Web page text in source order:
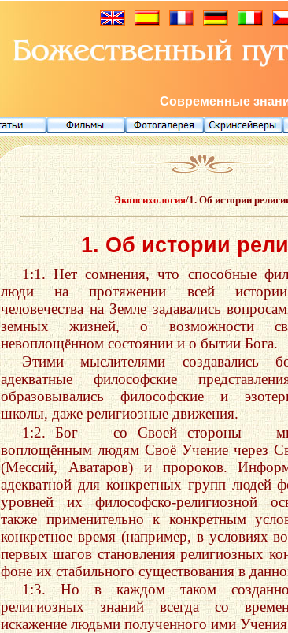
Современные
Экопсихология/1. Об истории
1. Об истории
1:1. Нет сомнения, что способные
люди на протяжении всей истории
человечества на Земле задавались
земных жизней, о возможности
невоплощённом состоянии и о бытии Бога.
Этими мыслителями создавались
адекватные философские
образовывались философские и
школы, даже религиозные движения.
1:2. Бог — со Своей стороны —
воплощённым людям Своё Учение через
(Мессий, Аватаров) и пророков.
адекватной для конкретных групп
уровней их философско-религиозной
также применительно к конкретным
конкретное время (например, в условиях
первых шагов становления религиозных
фоне их стабильного существования в
1:3. Но в каждом таком
религиозных знаний всегда со
искажение людьми полученного ими